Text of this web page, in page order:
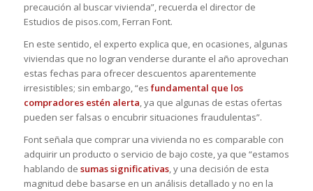
precaución al buscar vivienda”, recuerda el director de
Estudios de pisos.com, Ferran Font.
En este sentido, el experto explica que, en ocasiones, algunas
viviendas que no logran venderse durante el año aprovechan
estas fechas para ofrecer descuentos aparentemente
irresistibles; sin embargo, “es fundamental que los
compradores estén alerta, ya que algunas de estas ofertas
pueden ser falsas o encubrir situaciones fraudulentas”.
Font señala que comprar una vivienda no es comparable con
adquirir un producto o servicio de bajo coste, ya que “estamos
hablando de sumas significativas, y una decisión de esta
magnitud debe basarse en un análisis detallado y no en la